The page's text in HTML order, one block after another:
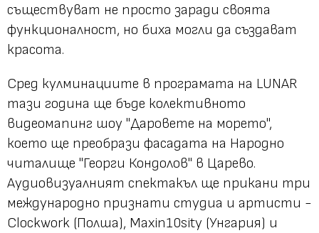
съществуват не просто заради своята
функционалност, но биха могли да създават
красота.
Сред кулминациите в програмата на LUNAR
тази година ще бъде колективното
видеомапинг шоу "Даровете на морето",
което ще преобрази фасадата на Народно
читалище "Георги Кондолов" в Царево.
Аудиовизуалният спектакъл ще прикани три
международно признати студиа и артисти -
Clockwork (Полша), Maxin10sity (Унгария) и